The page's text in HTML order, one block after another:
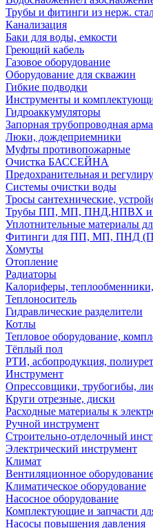
Трубы и фитинги из нерж.
Канализация
Баки для воды, емкости
Греющий кабель
Газовое оборудование
Оборудование для скважин
Гибкие подводки
Инструменты и
Гидроаккумуляторы
Запорная трубопроводная
Люки, дождеприемники
Муфты противопожарные
Очистка БАССЕЙНА
Предохранительная и
Системы очистки воды
Тросы сантехнические,
Трубы ПП, МП, ПНД,НПВХ и
Уплотнительные материалы
Фитинги для ПП, МП, ПНД
Хомуты
Отопление
Радиаторы
Калориферы,
Теплоноситель
Гидравлические разделители
Котлы
Тепловое оборудование,
Тёплый пол
РТИ, асбопродукция,
Инструмент
Опрессовщики, трубогибы,
Круги отрезные, диски
Расходные материалы к
Ручной инструмент
Строительно-отделочный
Электрический инструмент
Климат
Вентиляционное
Климатическое оборудование
Насосное оборудование
Комплектующие и запчасти
Насосы повышения давления